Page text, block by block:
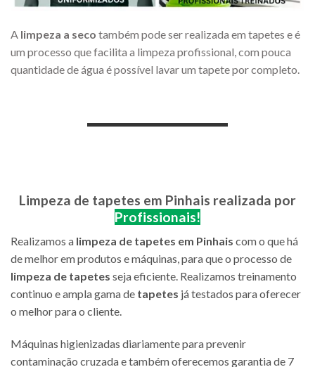
A limpeza a seco também pode ser realizada em tapetes e é
um processo que facilita a limpeza profissional, com pouca
quantidade de água é possível lavar um tapete por completo.
Limpeza de tapetes em Pinhais realizada por
Profissionais!
Realizamos a limpeza de tapetes em Pinhais com o que há
de melhor em produtos e máquinas, para que o processo de
limpeza de tapetes seja eficiente. Realizamos treinamento
continuo e ampla gama de tapetes já testados para oferecer
o melhor para o cliente.
Máquinas higienizadas diariamente para prevenir
contaminação cruzada e também oferecemos garantia de 7